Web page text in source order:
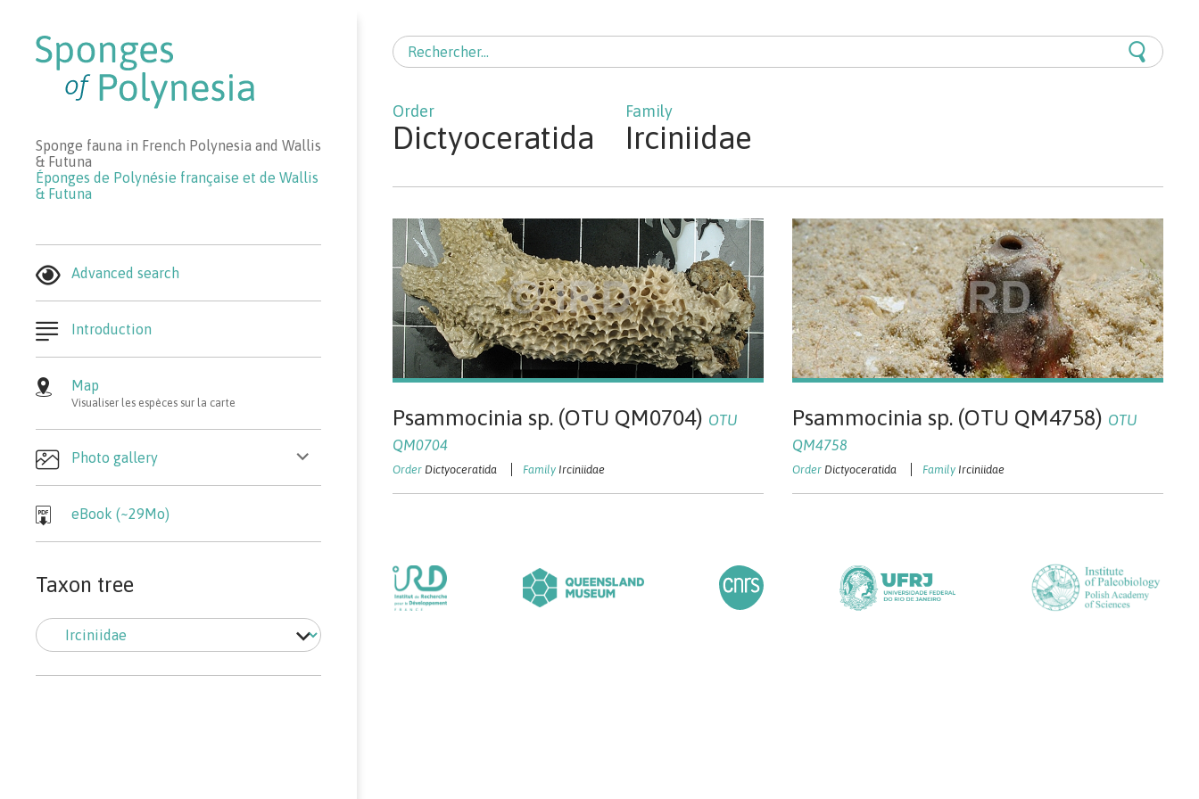
Sponge fauna in French Polynesia and Wallis
& Futuna
Éponges de Polynésie française et de Wallis
& Futuna
Advanced search
Introduction
Map
Visualiser les espèces sur la carte
Photo gallery
menu
eBook (~29Mo)
Taxon tree
Taxon
tree
Rechercher :
Dictyoceratida Irciniidae
Psammocinia sp. (OTU QM0704) OTU
QM0704
Dictyoceratida Irciniidae
Psammocinia sp. (OTU QM4758) OTU
QM4758
Dictyoceratida Irciniidae